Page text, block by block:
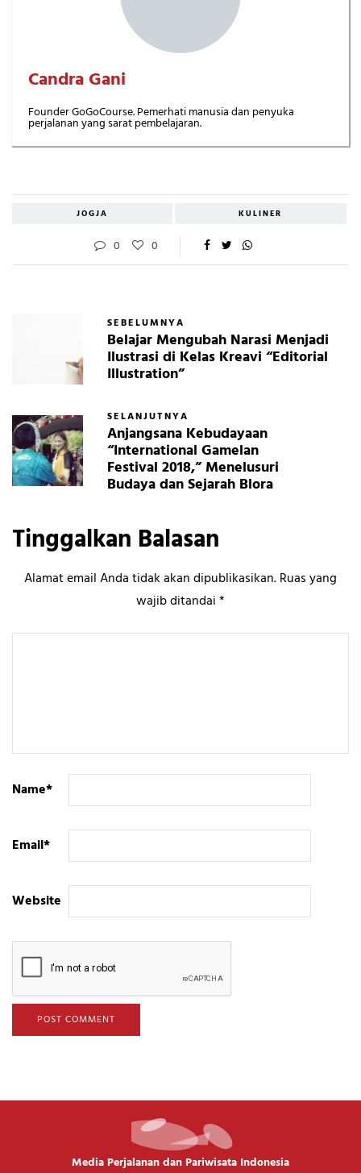
Candra Gani
Founder GoGoCourse. Pemerhati manusia dan penyuka
perjalanan yang sarat pembelajaran.
JOGJA KULINER
0 0
SEBELUMNYA
Belajar Mengubah Narasi Menjadi
Ilustrasi di Kelas Kreavi “Editorial
Illustration”
SELANJUTNYA
Anjangsana Kebudayaan
“International Gamelan
Festival 2018,” Menelusuri
Budaya dan Sejarah Blora
Tinggalkan Balasan
Alamat email Anda tidak akan dipublikasikan.Ruas yang
wajib ditandai*
Name*
Email*
Website
Media Perjalanan dan Pariwisata Indonesia